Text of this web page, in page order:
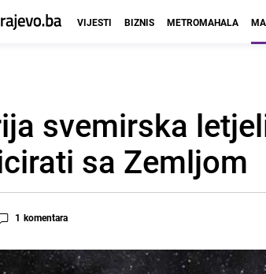
VIJESTI BIZNIS METROMAHALA
svemirska
sa Zemljom
1 komentara